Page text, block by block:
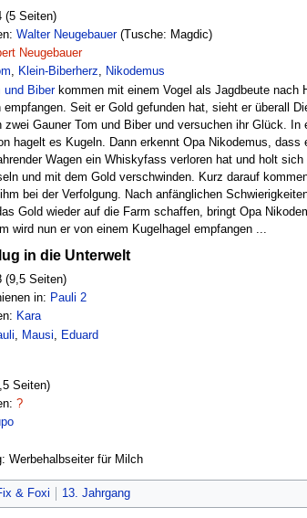
(5 Seiten)
Walter Neugebauer(Tusche: Magdic)
Neugebauer
, Klein-Biberherz, Nikodemus
und Biberkommen mit einem Vogel als Jagdbeute nach
empfangen. Seit er Gold gefunden hat, sieht er überall
zwei Gauner Tom und Biber und versuchen ihr Glück.
hagelt es Kugeln. Dann erkennt Opa Nikodemus,
Wagen ein Whiskyfass verloren hat und holt
und mit dem Gold verschwinden. Kurz darauf
bei der Verfolgung. Nach anfänglichen
Gold wieder auf die Farm schaffen, bringt Opa
wird nun er von einem Kugelhagel empfangen ...
in die Unterwelt
(9,5 Seiten)
in: Pauli 2
Kara
Mausi Eduard
Seiten)
?
Werbehalbseiter für Milch
& Foxi 13. Jahrgang